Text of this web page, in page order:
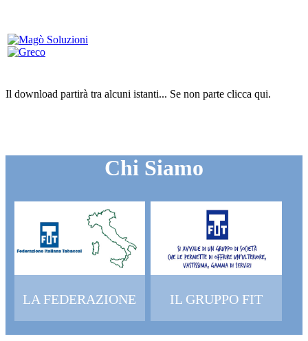
Il download partirà tra alcuni istanti... Se non parte clicca qui.
Chi Siamo
LA FEDERAZIONE IL GRUPPO FIT